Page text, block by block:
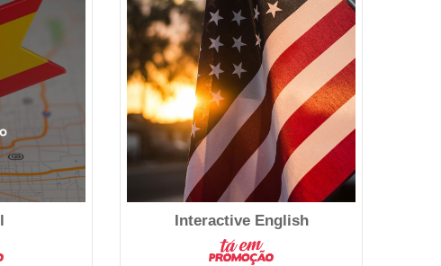
Interactive English